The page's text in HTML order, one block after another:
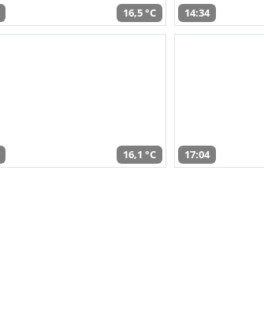
16,5 °C 14:34
16,1 °C 17:04